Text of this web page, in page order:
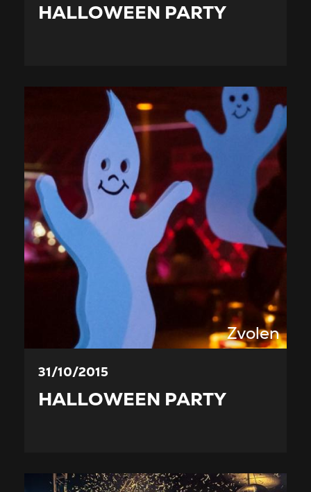
HALLOWEEN PARTY
Zvolen
31/10/2015
HALLOWEEN PARTY